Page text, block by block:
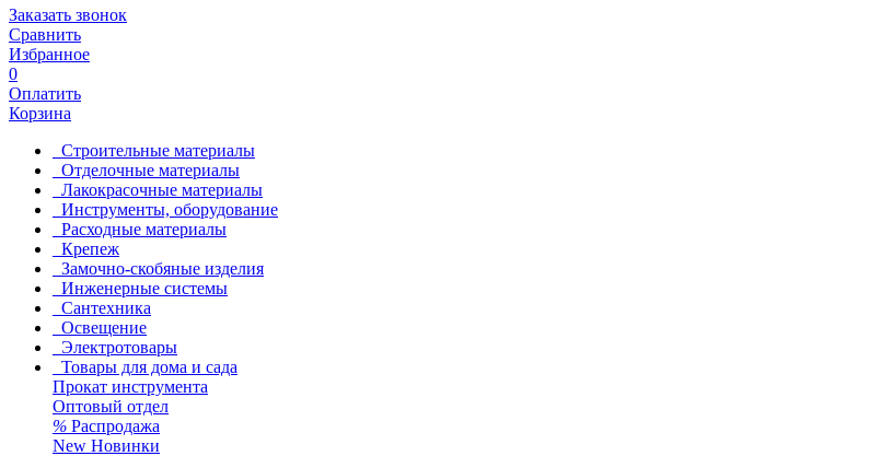
Заказать звонок
Сравнить
Избранное
0
Оплатить
Корзина
Строительные материалы
Отделочные материалы
Лакокрасочные материалы
Инструменты, оборудование
Расходные материалы
Крепеж
Замочно-скобяные изделия
Инженерные системы
Сантехника
Освещение
Электротовары
Товары для дома и сада
Прокат инструмента
Оптовый отдел
% Распродажа
New Новинки